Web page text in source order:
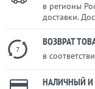
в регионы
доставки.
7
ВОЗВРАТ
в
НАЛИЧНЫЙ И